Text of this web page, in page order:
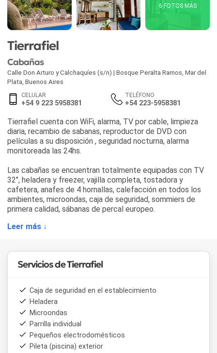
6 FOTOS MÁS
Tierrafiel
Cabañas
Calle Don Arturo y Calchaquíes (s/n) | Bosque Peralta Ramos Mar del
Plata Buenos Aires
CELULAR
+54 9 223 5958381
TELÉFONO
+54 223-5958381
Tierrafiel cuenta con WiFi, alarma, TV por cable, limpieza
diaria, recambio de sabanas, reproductor de DVD con
películas a su disposición , seguridad nocturna, alarma
monitoreada las 24hs.
Las cabañas se encuentran totalmente equipadas con TV
32", heladera y freezer, vajilla completa, tostadora y
cafetera, anafes de 4 hornallas, calefacción en todos los
ambientes, microondas, caja de seguridad, sommiers de
primera calidad, sábanas de percal europeo.
Leer más ↓
Servicios de Tierrafiel
Caja de seguridad en el establecimiento
Heladera
Microondas
Parrilla individual
Pequeños electrodomésticos
Pileta (piscina) exterior